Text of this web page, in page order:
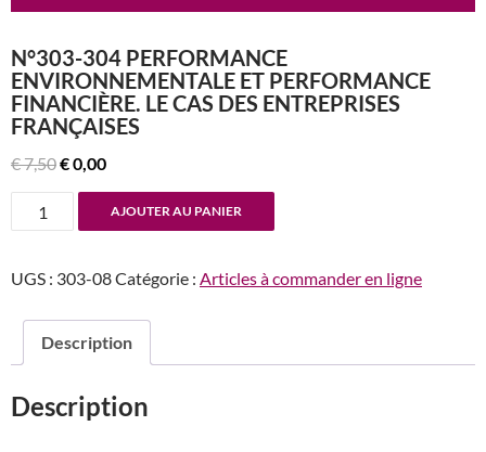
N°303-304 PERFORMANCE
ENVIRONNEMENTALE ET PERFORMANCE
FINANCIÈRE. LE CAS DES ENTREPRISES
FRANÇAISES
€7,50Le
prix
€0,00Le
prix
actuel
quantité
de
304
environnementale
et
financière.
AJOUTER AU PANIER
UGS : 303-08Catégorie : Articles à commander en ligne
Description
Description